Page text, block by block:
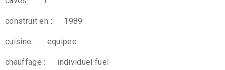
construit en : 1989
cuisine : equipee
chauffage : individuel fuel